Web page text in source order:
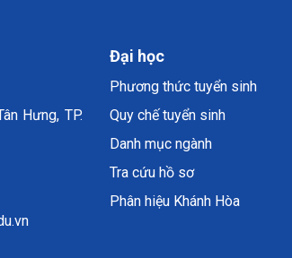
Hưng, TP.
Đại học
Phương thức tuyển sinh
Quy chế tuyển sinh
Danh mục ngành
Tra cứu hồ sơ
Phân hiệu Khánh Hòa